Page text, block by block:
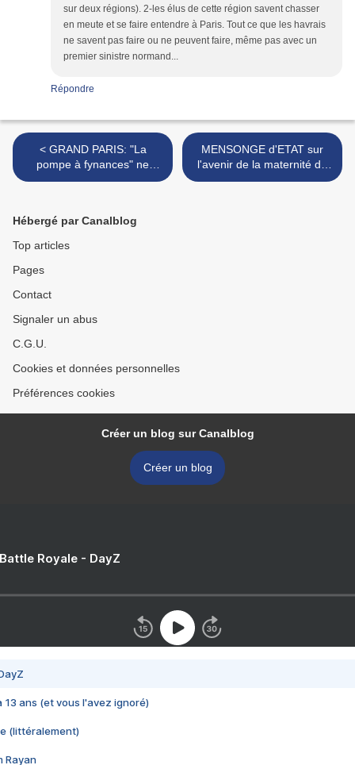
sur deux régions). 2-les élus de cette région savent chasser
en meute et se faire entendre à Paris. Tout ce que les havrais
ne savent pas faire ou ne peuvent faire, même pas avec un
premier sinistre normand...
Répondre
< GRAND PARIS: "La
pompe à fynances" ne
fonctionne pas très bien...
MENSONGE d'ETAT sur
l'avenir de la maternité de
BERNAY >
Hébergé par Canalblog
Top articles
Pages
Contact
Signaler un abus
C.G.U.
Cookies et données personnelles
Préférences cookies
Créer un blog sur Canalblog
Créer un blog
Royale - DayZ
13 ans (et vous l'avez ignoré)
(littéralement)
Rayan